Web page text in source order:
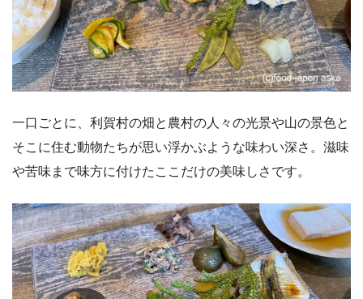
一口ごとに、利賀村の畑と農村の人々の光景や山の景色と
そこに住む動物たちが思い浮かぶような味わい深さ。滋味
や苦味まで味方に付けたここだけの美味しさです。